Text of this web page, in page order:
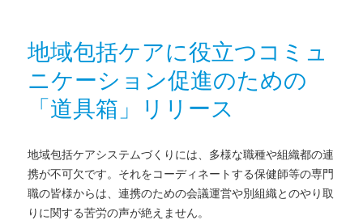
ー
知
症
の
人・
高
齢
等
に
や
さ
地域包括ケアに役立つコミュ
ニケーション促進のための
「道具箱」リリース
地域包括ケアシステムづくりには、多様な職種や組織都の連
携が不可欠です。それをコーディネートする保健師等の専門
職の皆様からは、連携のための会議運営や別組織とのやり取
りに関する苦労の声が絶えません。